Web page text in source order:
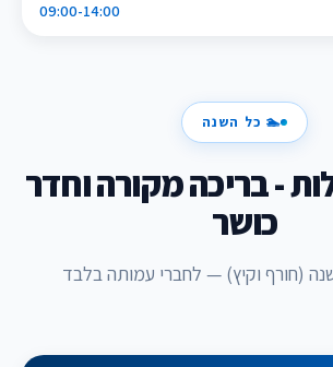
09:00-14:00
🏊 כל השנה
- בריכה מקורה וחדר
כושר
(חורף וקיץ) — לחברי עמותה בלבד